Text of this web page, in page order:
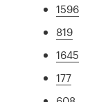
1596
819
1645
177